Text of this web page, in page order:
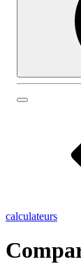
calculateurs